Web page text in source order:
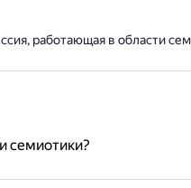
работающая в области
семиотики?